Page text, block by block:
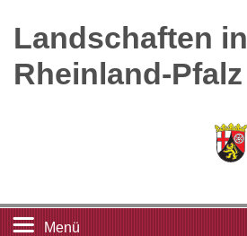
Landschaften in
Rheinland-Pfalz
Menü